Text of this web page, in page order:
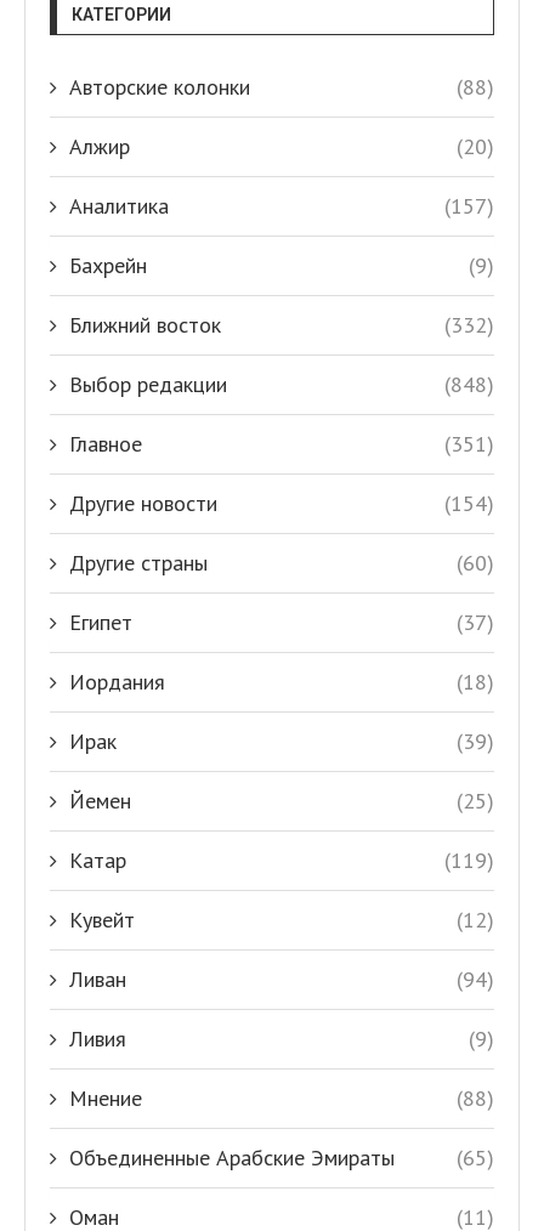
КАТЕГОРИИ
Авторские колонки (88)
Алжир (20)
Аналитика (157)
Бахрейн (9)
Ближний восток (332)
Выбор редакции (848)
Главное (351)
Другие новости (154)
Другие страны (60)
Египет (37)
Иордания (18)
Ирак (39)
Йемен (25)
Катар (119)
Кувейт (12)
Ливан (94)
Ливия (9)
Мнение (88)
Объединенные Арабские Эмираты (65)
Оман (11)